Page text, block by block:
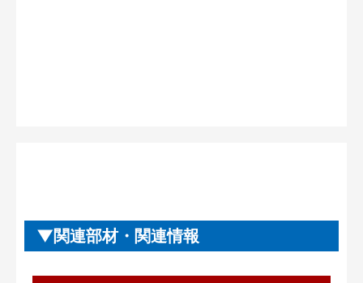
関連部材・関連情報